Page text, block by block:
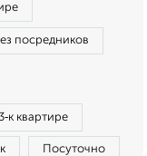
посредников
квартире
Посуточно